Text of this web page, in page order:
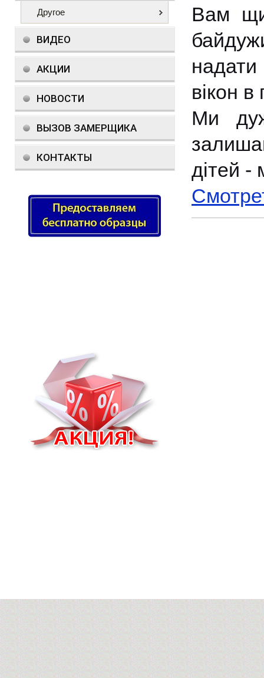
Другое
ВИДЕО
АКЦИИ
НОВОСТИ
ВЫЗОВ ЗАМЕРЩИКА
КОНТАКТЫ
Вам
вікон в
Ми
дітей -